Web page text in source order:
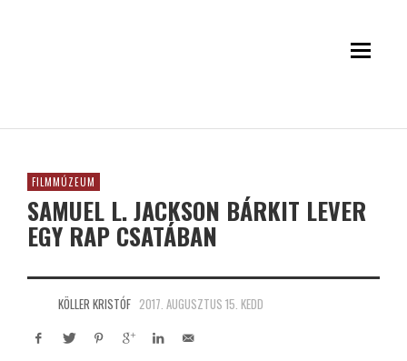
FILMMÚZEUM
SAMUEL L. JACKSON BÁRKIT LEVER
EGY RAP CSATÁBAN
KÖLLER KRISTÓF 2017. AUGUSZTUS 15. KEDD